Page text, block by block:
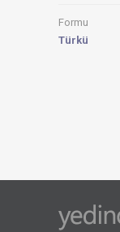
Formu
Türkü